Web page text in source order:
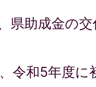
県助成金の
令和5年度